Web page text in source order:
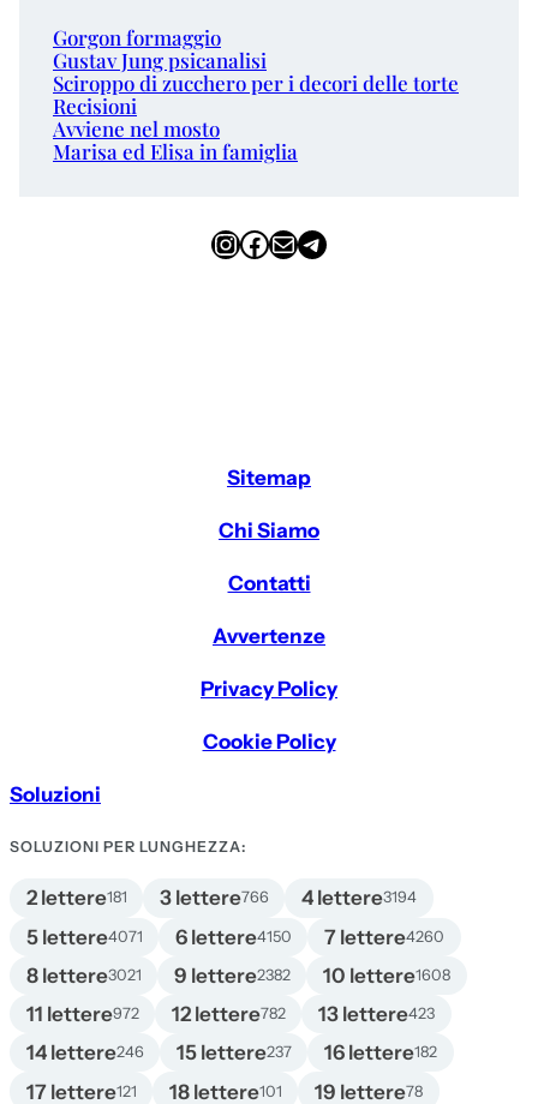
Gorgon formaggio
Gustav Jung psicanalisi
Sciroppo di zucchero per i decori delle torte
Recisioni
Avviene nel mosto
Marisa ed Elisa in famiglia
InstagramFacebook Email Telegram
Sitemap
Chi Siamo
Contatti
Avvertenze
Privacy Policy
Cookie Policy
Soluzioni
SOLUZIONI PER LUNGHEZZA:
2 lettere181 3 lettere766 4 lettere3194
5 lettere4071 6 lettere4150 7 lettere4260
8 lettere3021 9 lettere2382 10 lettere1608
11 lettere972 12 lettere782 13 lettere423
14 lettere246 15 lettere237 16 lettere182
17 lettere121 18 lettere101 19 lettere78